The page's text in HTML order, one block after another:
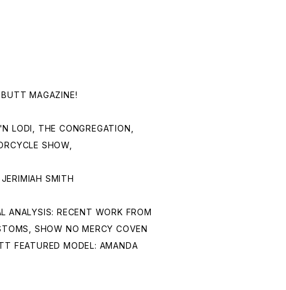
MAGAZINE!
LODI, THE CONGREGATION,
SHOW,
SMITH
ANALYSIS: RECENT WORK FROM
SHOW NO MERCY COVEN
FEATURED MODEL: AMANDA